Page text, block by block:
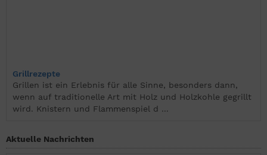
Grillrezepte
Grillen ist ein Erlebnis für alle Sinne, besonders dann,
wenn auf traditionelle Art mit Holz und Holzkohle gegrillt
wird. Knistern und Flammenspiel d ...
Aktuelle Nachrichten